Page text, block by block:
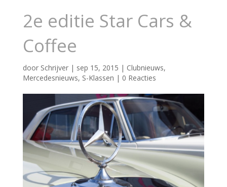
2e editie Star Cars &
Coffee
door Schrijver| sep 15, 2015 | Clubnieuws,
Mercedesnieuws, S-Klassen | 0 Reacties